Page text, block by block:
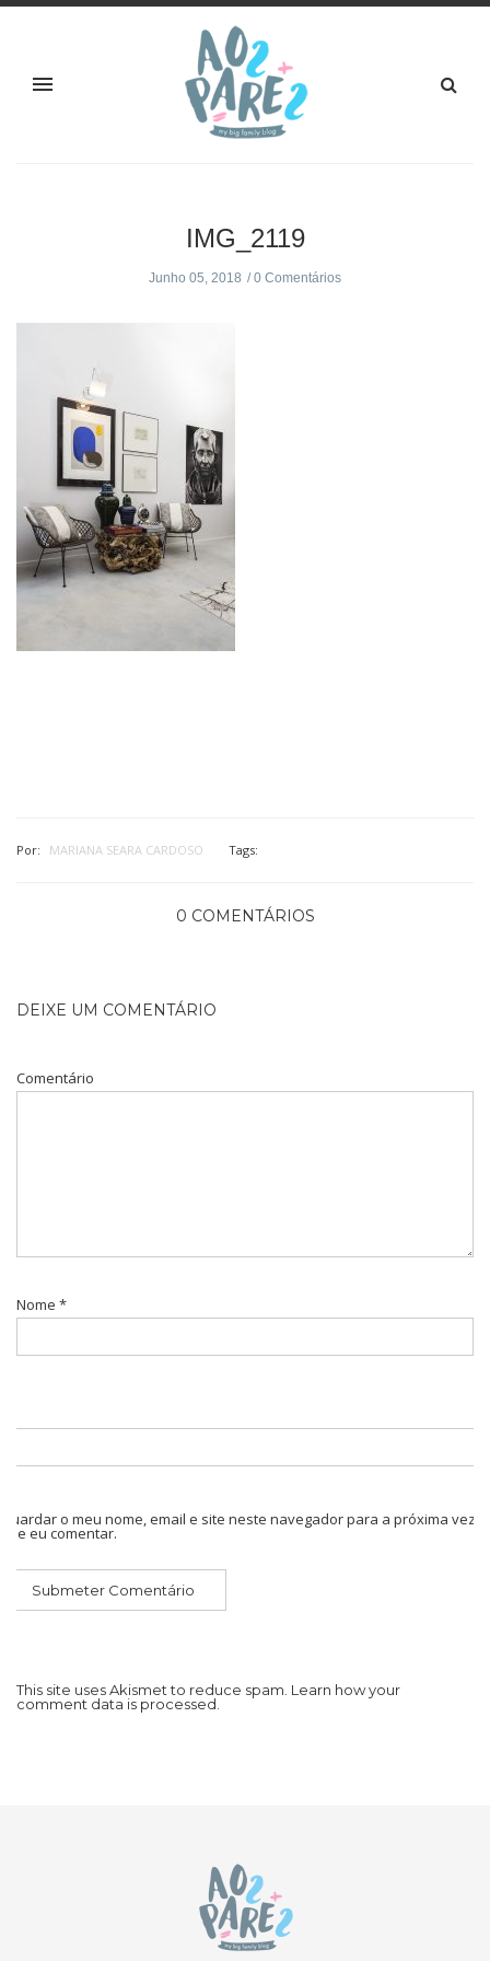
IMG_2119
Junho 05, 2018 0 Comentários
Por: MARIANA SEARA CARDOSO Tags:
0 COMENTÁRIOS
DEIXE UM COMENTÁRIO
Comentário
Nome *
Guardar o meu nome, email e site neste navegador para a próxima vez
que eu comentar.
This site uses Akismet to reduce spam. Learn how your
comment data is processed.